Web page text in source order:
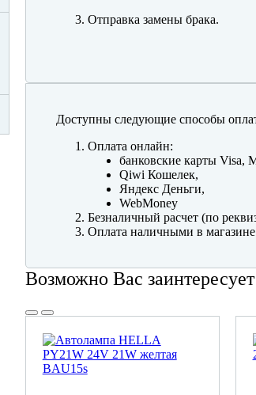
Отправка замены брака.
Доступны следующие способы
Оплата онлайн:
банковские карты Visa,
Qiwi Кошелек,
Яндекс Деньги,
WebMoney
Безналичный расчет (по
Оплата наличными в
Возможно Вас заинтересует